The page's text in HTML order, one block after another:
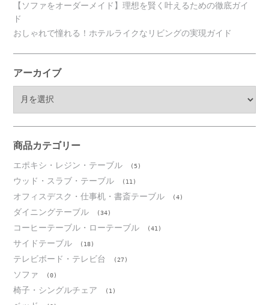
【ソファをオーダーメイド】理想を賢く叶えるための徹底ガイ
ド
おしゃれで憧れる！ホテルライクなリビングの実現ガイド
アーカイブ
ブ
商品カテゴリー
エポキシ・レジン・テーブル (5)
ウッド・スラブ・テーブル (11)
オフィスデスク・仕事机・書斎テーブル (4)
ダイニングテーブル (34)
コーヒーテーブル・ローテーブル (41)
サイドテーブル (18)
テレビボード・テレビ台 (27)
ソファ (0)
椅子・シングルチェア (1)